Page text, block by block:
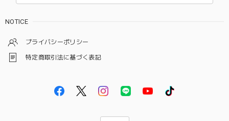
NOTICE
プライバシーポリシー
特定商取引法に基づく表記